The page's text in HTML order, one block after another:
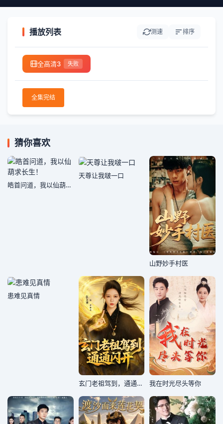
播放列表 测速 排序
全高清3 失败
全集完结
猜你喜欢
皓首问道，我以仙葫求长生！
天尊让我啵一口
山野妙手村医
患难见真情
玄门老祖驾到，通通闪开 我在时光尽头等你